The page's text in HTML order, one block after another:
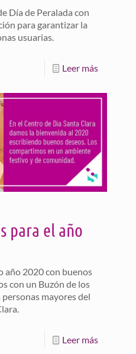
Día de Peralada con
para garantizar la
usuarias.
Leer más
para el año
año 2020 con buenos
con un Buzón de los
mayores del
Leer más